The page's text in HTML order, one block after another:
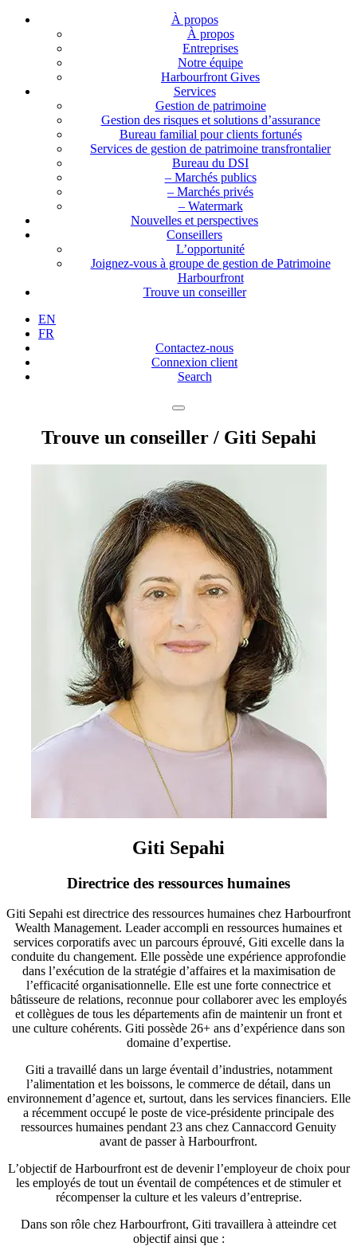
À propos
À propos
Entreprises
Notre équipe
Harbourfront Gives
Services
Gestion de patrimoine
Gestion des risques et solutions d’assurance
Bureau familial pour clients fortunés
Services de gestion de patrimoine transfrontalier
Bureau du DSI
– Marchés publics
– Marchés privés
– Watermark
Nouvelles et perspectives
Conseillers
L’opportunité
Joignez-vous à groupe de gestion de Patrimoine
Harbourfront
Trouve un conseiller
EN
FR
Contactez-nous
Connexion client
Search
Trouve un conseiller / Giti Sepahi
Giti Sepahi
Directrice des ressources humaines
Giti Sepahi est directrice des ressources humaines chez Harbourfront
Wealth Management. Leader accompli en ressources humaines et
services corporatifs avec un parcours éprouvé, Giti excelle dans la
conduite du changement. Elle possède une expérience approfondie
dans l’exécution de la stratégie d’affaires et la maximisation de
l’efficacité organisationnelle. Elle est une forte connectrice et
bâtisseure de relations, reconnue pour collaborer avec les employés
et collègues de tous les départements afin de maintenir un front et
une culture cohérents. Giti possède 26+ ans d’expérience dans son
domaine d’expertise.
Giti a travaillé dans un large éventail d’industries, notamment
l’alimentation et les boissons, le commerce de détail, dans un
environnement d’agence et, surtout, dans les services financiers. Elle
a récemment occupé le poste de vice-présidente principale des
ressources humaines pendant 23 ans chez Cannaccord Genuity
avant de passer à Harbourfront.
L’objectif de Harbourfront est de devenir l’employeur de choix pour
les employés de tout un éventail de compétences et de stimuler et
récompenser la culture et les valeurs d’entreprise.
Dans son rôle chez Harbourfront, Giti travaillera à atteindre cet
objectif ainsi que :